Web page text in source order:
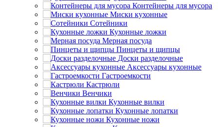
Контейнеры для мусора
Миски кухонные
Сотейники
Кухонные ложки
Мерная посуда
Пинцеты и щипцы
Доски разделочные
Аксессуары кухонные
Гастроемкости
Кастрюли
Венчики
Кухонные вилки
Кухонные лопатки
Кухонные ножи